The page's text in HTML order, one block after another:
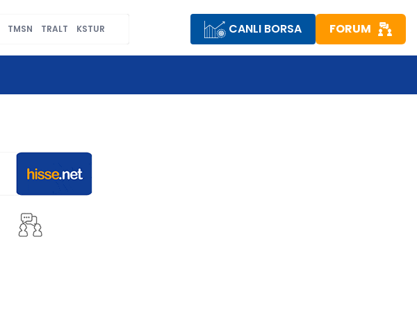
TMSN TRALT KSTUR CANLI BORSA FORUM